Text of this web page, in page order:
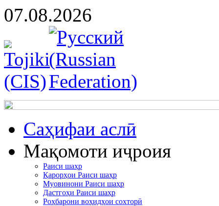
07.08.2026
Cаҳифаи аслӣ
Мақомоти иҷроия
Раиси шаҳр
Қарорҳои Раиси шаҳр
Муовинони Раиси шаҳр
Дастгоҳи Раиси шаҳр
Роҳбарони воҳидҳои сохторӣ